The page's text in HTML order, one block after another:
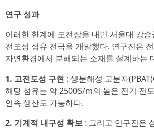
연구 성과
이러한 한계에 도전장을 내민 서울대 강
전도성 섬유 전극을 개발했다. 연구진은
자연환경에서 분해되는 소재를 설계하는
1. 고전도성 구현 : 생분해성 고분자
해당 섬유는 약 2500S/m의 높은 전기 전
연속 생산도 가능하다.
2. 기계적 내구성 확보 : 그리고 연구진은